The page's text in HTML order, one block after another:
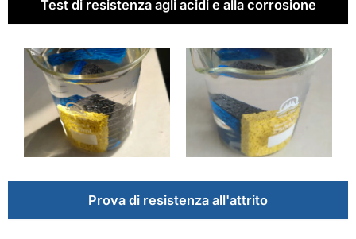
Test di resistenza agli acidi e alla corrosione
Prova di resistenza all'attrito